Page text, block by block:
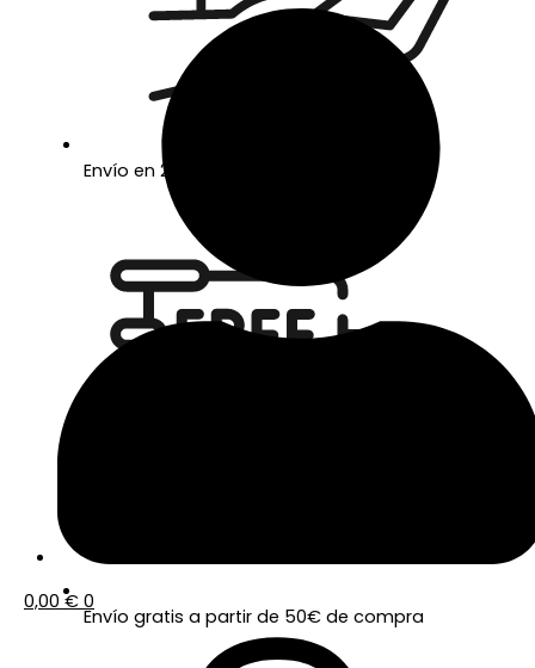
0,00€ 0
Envío en 24/48 horas laborables
Envío gratis a partir de 50€ de compra